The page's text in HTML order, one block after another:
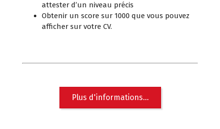
attester d’un niveau précis
Obtenir un score sur 1000 que vous pouvez
afficher sur votre CV.
Plus d'informations...